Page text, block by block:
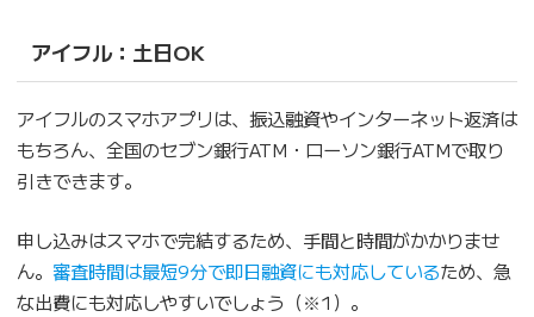
アイフル：土日OK
アイフルのスマホアプリは、振込融資やインターネット返済は
もちろん、全国のセブン銀行ATM・ローソン銀行ATMで取り
引きできます。
申し込みはスマホで完結するため、手間と時間がかかりませ
ん。 審査時間は最短9分で即日融資にも対応しているため、急
な出費にも対応しやすいでしょう（※1）。